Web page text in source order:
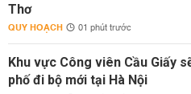
Thơ
QUY HOẠCH 01 phút trước
Khu vực Công viên Cầu Giấy
phố đi bộ mới tại Hà Nội